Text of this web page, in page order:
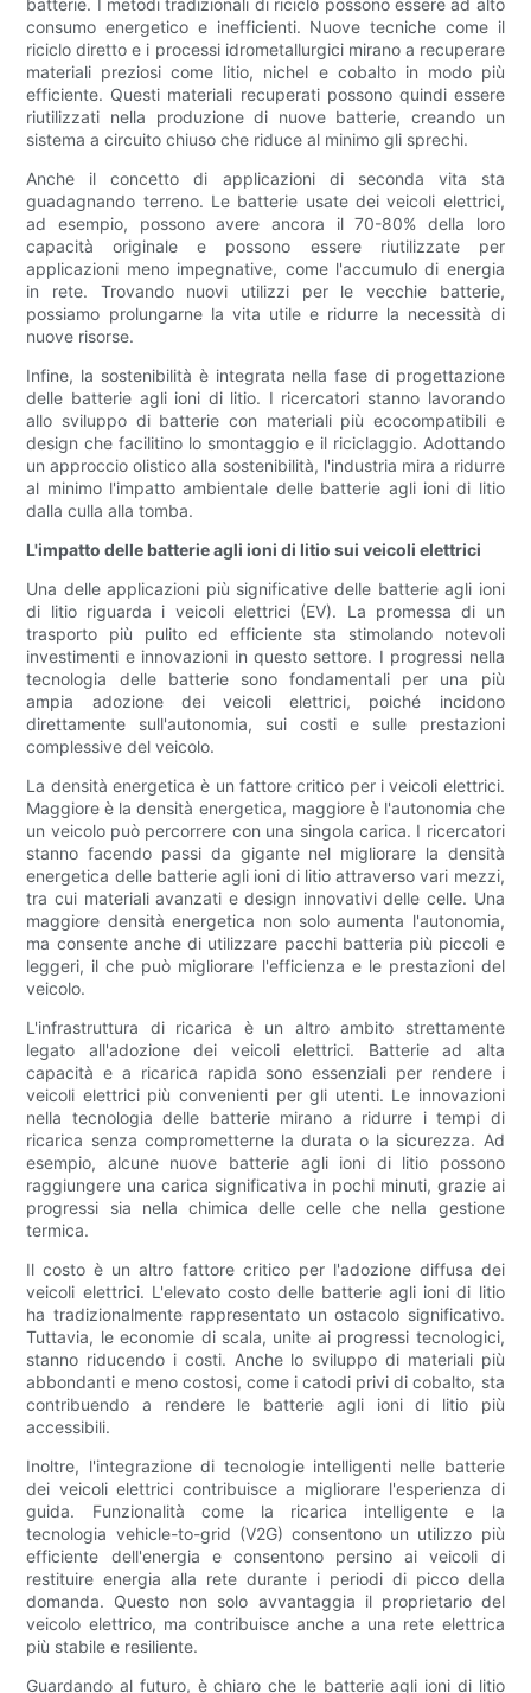
batterie. I metodi tradizionali di riciclo possono essere ad alto
consumo energetico e inefficienti. Nuove tecniche come il
riciclo diretto e i processi idrometallurgici mirano a recuperare
materiali preziosi come litio, nichel e cobalto in modo più
efficiente. Questi materiali recuperati possono quindi essere
riutilizzati nella produzione di nuove batterie, creando un
sistema a circuito chiuso che riduce al minimo gli sprechi.
Anche il concetto di applicazioni di seconda vita sta
guadagnando terreno. Le batterie usate dei veicoli elettrici,
ad esempio, possono avere ancora il 70-80% della loro
capacità originale e possono essere riutilizzate per
applicazioni meno impegnative, come l'accumulo di energia
in rete. Trovando nuovi utilizzi per le vecchie batterie,
possiamo prolungarne la vita utile e ridurre la necessità di
nuove risorse.
Infine, la sostenibilità è integrata nella fase di progettazione
delle batterie agli ioni di litio. I ricercatori stanno lavorando
allo sviluppo di batterie con materiali più ecocompatibili e
design che facilitino lo smontaggio e il riciclaggio. Adottando
un approccio olistico alla sostenibilità, l'industria mira a ridurre
al minimo l'impatto ambientale delle batterie agli ioni di litio
dalla culla alla tomba.
L'impatto delle batterie agli ioni di litio sui veicoli elettrici
Una delle applicazioni più significative delle batterie agli ioni
di litio riguarda i veicoli elettrici (EV). La promessa di un
trasporto più pulito ed efficiente sta stimolando notevoli
investimenti e innovazioni in questo settore. I progressi nella
tecnologia delle batterie sono fondamentali per una più
ampia adozione dei veicoli elettrici, poiché incidono
direttamente sull'autonomia, sui costi e sulle prestazioni
complessive del veicolo.
La densità energetica è un fattore critico per i veicoli elettrici.
Maggiore è la densità energetica, maggiore è l'autonomia che
un veicolo può percorrere con una singola carica. I ricercatori
stanno facendo passi da gigante nel migliorare la densità
energetica delle batterie agli ioni di litio attraverso vari mezzi,
tra cui materiali avanzati e design innovativi delle celle. Una
maggiore densità energetica non solo aumenta l'autonomia,
ma consente anche di utilizzare pacchi batteria più piccoli e
leggeri, il che può migliorare l'efficienza e le prestazioni del
veicolo.
L'infrastruttura di ricarica è un altro ambito strettamente
legato all'adozione dei veicoli elettrici. Batterie ad alta
capacità e a ricarica rapida sono essenziali per rendere i
veicoli elettrici più convenienti per gli utenti. Le innovazioni
nella tecnologia delle batterie mirano a ridurre i tempi di
ricarica senza comprometterne la durata o la sicurezza. Ad
esempio, alcune nuove batterie agli ioni di litio possono
raggiungere una carica significativa in pochi minuti, grazie ai
progressi sia nella chimica delle celle che nella gestione
termica.
Il costo è un altro fattore critico per l'adozione diffusa dei
veicoli elettrici. L'elevato costo delle batterie agli ioni di litio
ha tradizionalmente rappresentato un ostacolo significativo.
Tuttavia, le economie di scala, unite ai progressi tecnologici,
stanno riducendo i costi. Anche lo sviluppo di materiali più
abbondanti e meno costosi, come i catodi privi di cobalto, sta
contribuendo a rendere le batterie agli ioni di litio più
accessibili.
Inoltre, l'integrazione di tecnologie intelligenti nelle batterie
dei veicoli elettrici contribuisce a migliorare l'esperienza di
guida. Funzionalità come la ricarica intelligente e la
tecnologia vehicle-to-grid (V2G) consentono un utilizzo più
efficiente dell'energia e consentono persino ai veicoli di
restituire energia alla rete durante i periodi di picco della
domanda. Questo non solo avvantaggia il proprietario del
veicolo elettrico, ma contribuisce anche a una rete elettrica
più stabile e resiliente.
Guardando al futuro, è chiaro che le batterie agli ioni di litio